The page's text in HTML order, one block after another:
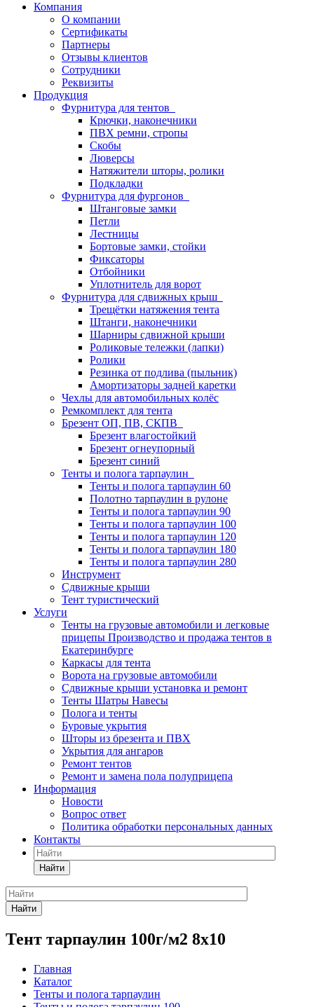
Компания
О компании
Сертификаты
Партнеры
Отзывы клиентов
Сотрудники
Реквизиты
Продукция
Фурнитура для тентов
Крючки, наконечники
ПВХ ремни, стропы
Скобы
Люверсы
Натяжители шторы, ролики
Подкладки
Фурнитура для фургонов
Штанговые замки
Петли
Лестницы
Бортовые замки, стойки
Фиксаторы
Отбойники
Уплотнитель для ворот
Фурнитура для сдвижных крыш
Трещётки натяжения тента
Штанги, наконечники
Шарниры сдвижной крыши
Роликовые тележки (лапки)
Ролики
Резинка от подлива (пыльник)
Амортизаторы задней каретки
Чехлы для автомобильных колёс
Ремкомплект для тента
Брезент ОП, ПВ, СКПВ
Брезент влагостойкий
Брезент огнеупорный
Брезент синий
Тенты и полога тарпаулин
Тенты и полога тарпаулин 60
Полотно тарпаулин в рулоне
Тенты и полога тарпаулин 90
Тенты и полога тарпаулин 100
Тенты и полога тарпаулин 120
Тенты и полога тарпаулин 180
Тенты и полога тарпаулин 280
Инструмент
Сдвижные крыши
Тент туристический
Услуги
Тенты на грузовые автомобили и легковые
прицепы Производство и продажа тентов в
Екатеринбурге
Каркасы для тента
Ворота на грузовые автомобили
Сдвижные крыши установка и ремонт
Тенты Шатры Навесы
Полога и тенты
Буровые укрытия
Шторы из брезента и ПВХ
Укрытия для ангаров
Ремонт тентов
Ремонт и замена пола полуприцепа
Информация
Новости
Вопрос ответ
Политика обработки персональных данных
Контакты
Найти
Найти
Тент тарпаулин 100г/м2 8х10
Главная
Каталог
Тенты и полога тарпаулин